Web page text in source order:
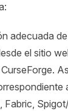
adecuada
el sitio
Fabric,